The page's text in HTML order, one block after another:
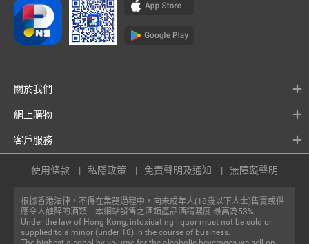
關於我們
網上購物
客戶服務
根據香港法律，不得在業務過程中，向未成年人(18歲以下人士)售賣或供
應令人醺醉的酒類。本網站發售之酒類產品酒精濃度 最高為53%。
Under the law of Hong Kong, intoxicating liquor must not be sold or
supplied to a minor (under 18) in the course of business.
使用條款 私隱政策 免責聲明及通知 無障礙聲明